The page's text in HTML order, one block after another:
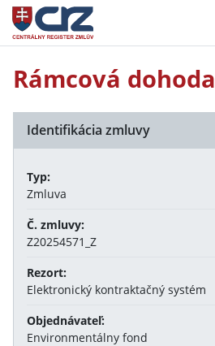
Rámcová dohoda
Identifikácia zmluvy
Typ:
Zmluva
Č. zmluvy:
Z20254571_Z
Rezort:
Elektronický kontraktačný systém
Objednávateľ:
Environmentálny fond